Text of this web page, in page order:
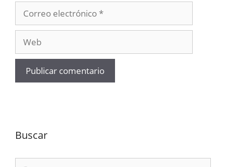
electrónico
Buscar